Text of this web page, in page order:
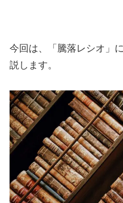
今回は、「騰落レシオ」
説します。